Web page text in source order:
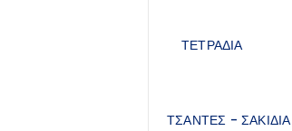
ΤΕΤΡΑΔΙΑ
ΤΣΑΝΤΕΣ - ΣΑΚΙΔΙΑ